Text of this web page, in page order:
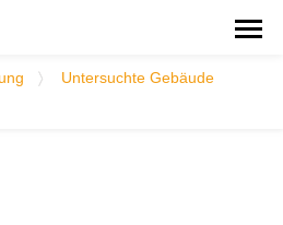
Untersuchte Gebäude